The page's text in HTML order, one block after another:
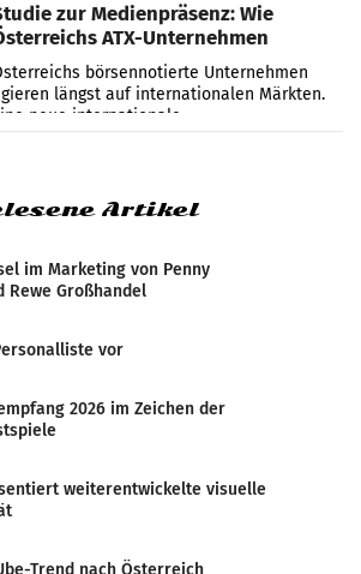
zur Medienpräsenz: Wie
ATX-Unternehmen
wahrgenommen
börsennotierte Unternehmen
längst auf internationalen Märkten.
neue internationale
untersucht die
Artikel
im Marketing von Penny
Rewe Großhandel
vor
2026 im Zeichen der
weiterentwickelte visuelle
Trend nach Österreich